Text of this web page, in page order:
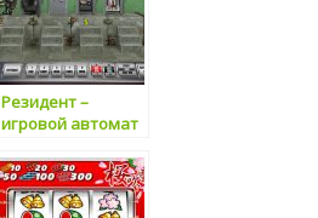
Резидент –
игровой автомат
шпионов